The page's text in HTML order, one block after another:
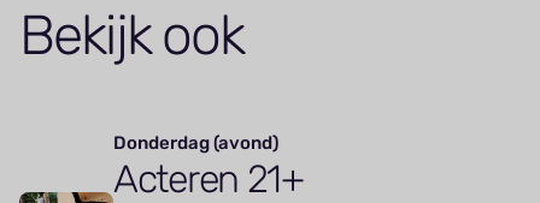
Bekijk ook
Donderdag (avond)
Acteren 21+